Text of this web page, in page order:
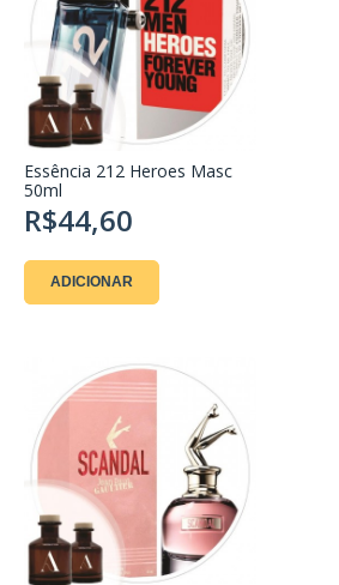
Essência 212 Heroes Masc
50ml
R$44,60
ADICIONAR